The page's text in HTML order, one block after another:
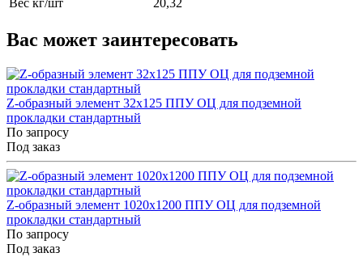
Вес кг/шт 20,32
Вас может заинтересовать
Z-образный элемент 32x125 ППУ ОЦ для подземной
прокладки стандартный
По запросу
Под заказ
Z-образный элемент 1020x1200 ППУ ОЦ для подземной
прокладки стандартный
По запросу
Под заказ